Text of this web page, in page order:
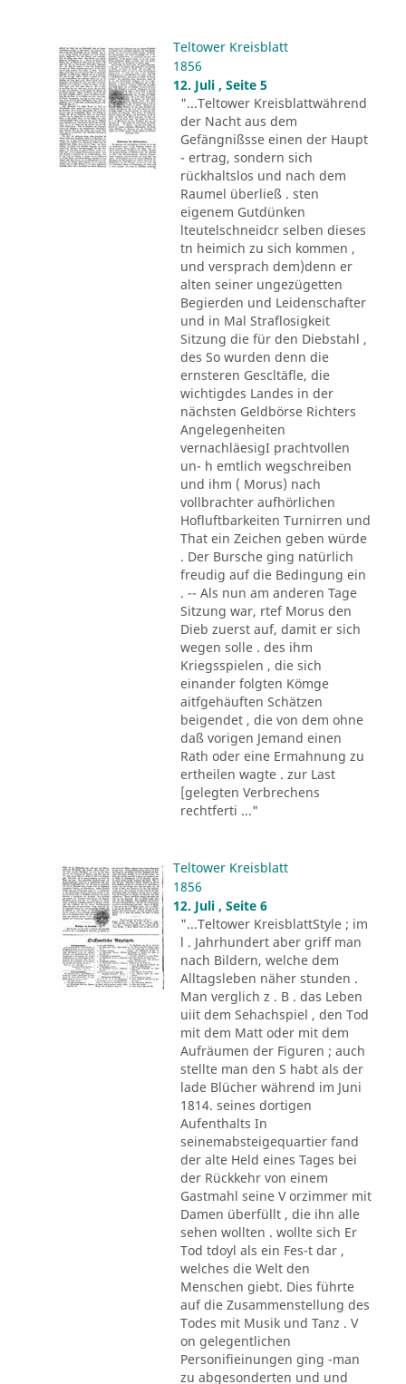
Teltower Kreisblatt
1856
12. Juli , Seite 5
"...Teltower Kreisblattwährend
der Nacht aus dem
Gefängnißsse einen der Haupt
- ertrag, sondern sich
rückhaltslos und nach dem
Raumel überließ . sten
eigenem Gutdünken
lteutelschneidcr selben dieses
tn heimich zu sich kommen ,
und versprach dem)denn er
alten seiner ungezügetten
Begierden und Leidenschafter
und in Mal Straflosigkeit
Sitzung die für den Diebstahl ,
des So wurden denn die
ernsteren Gescltäfle, die
wichtigdes Landes in der
nächsten Geldbörse Richters
Angelegenheiten
vernachläesigI prachtvollen
un- h emtlich wegschreiben
und ihm ( Morus) nach
vollbrachter aufhörlichen
Hofluftbarkeiten Turnirren und
That ein Zeichen geben würde
. Der Bursche ging natürlich
freudig auf die Bedingung ein
. -- Als nun am anderen Tage
Sitzung war, rtef Morus den
Dieb zuerst auf, damit er sich
wegen solle . des ihm
Kriegsspielen , die sich
einander folgten Kömge
aitfgehäuften Schätzen
beigendet , die von dem ohne
daß vorigen Jemand einen
Rath oder eine Ermahnung zu
ertheilen wagte . zur Last
[gelegten Verbrechens
rechtferti ..."
Teltower Kreisblatt
1856
12. Juli , Seite 6
"...Teltower KreisblattStyle ; im
l . Jahrhundert aber griff man
nach Bildern, welche dem
Alltagsleben näher stunden .
Man verglich z . B . das Leben
uiit dem Sehachspiel , den Tod
mit dem Matt oder mit dem
Aufräumen der Figuren ; auch
stellte man den S habt als der
lade Blücher während im Juni
1814. seines dortigen
Aufenthalts In
seinemabsteigequartier fand
der alte Held eines Tages bei
der Rückkehr von einem
Gastmahl seine V orzimmer mit
Damen überfüllt , die ihn alle
sehen wollten . wollte sich Er
Tod tdoyl als ein Fes-t dar ,
welches die Welt den
Menschen giebt. Dies führte
auf die Zusammenstellung des
Todes mit Musik und Tanz . V
on gelegentlichen
Personifieinungen ging -man
zu abgesonderten und und